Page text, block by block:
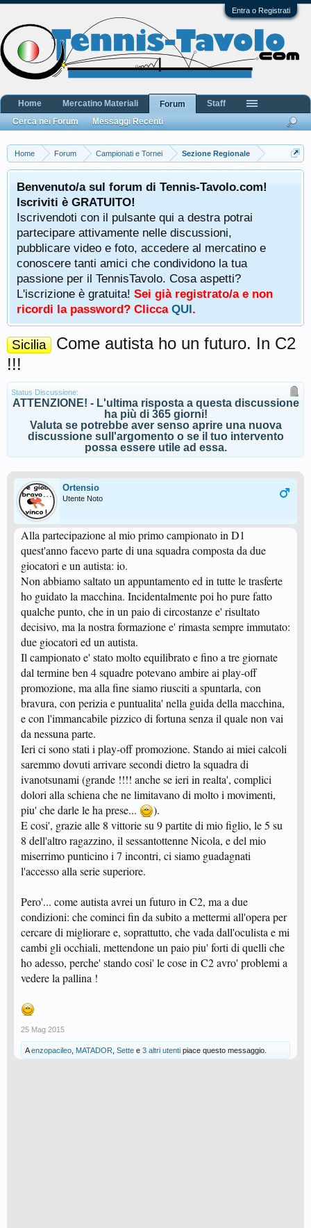
Entra o Registrati
Home Forum Campionati e Tornei Sezione Regionale
Benvenuto/a sul forum di Tennis-Tavolo.com!
Iscriviti è GRATUITO!
Iscrivendoti con il pulsante qui a destra potrai
partecipare attivamente nelle discussioni,
pubblicare video e foto, accedere al mercatino e
conoscere tanti amici che condividono la tua
passione per il TennisTavolo. Cosa aspetti?
L'iscrizione è gratuita! Sei già registrato/a e non
ricordi la password? Clicca QUI.
Sicilia
Come autista ho un futuro. In C2
!!!
Status Discussione:
ATTENZIONE! - L'ultima risposta a questa discussione
ha più di 365 giorni!
Valuta se potrebbe aver senso aprire una nuova
discussione sull'argomento o se il tuo intervento
possa essere utile ad essa.
Ortensio
Utente Noto
Alla partecipazione al mio primo campionato in D1
quest'anno facevo parte di una squadra composta da due
giocatori e un autista: io.
Non abbiamo saltato un appuntamento ed in tutte le trasferte
ho guidato la macchina. Incidentalmente poi ho pure fatto
qualche punto, che in un paio di circostanze e' risultato
decisivo, ma la nostra formazione e' rimasta sempre immutato:
due giocatori ed un autista.
Il campionato e' stato molto equilibrato e fino a tre giornate
dal termine ben 4 squadre potevano ambire ai play-off
promozione, ma alla fine siamo riusciti a spuntarla, con
bravura, con perizia e puntualita' nella guida della macchina,
e con l'immancabile pizzico di fortuna senza il quale non vai
da nessuna parte.
Ieri ci sono stati i play-off promozione. Stando ai miei calcoli
saremmo dovuti arrivare secondi dietro la squadra di
ivanotsunami (grande !!!! anche se ieri in realta', complici
dolori alla schiena che ne limitavano di molto i movimenti,
piu' che darle le ha prese...
).
E cosi', grazie alle 8 vittorie su 9 partite di mio figlio, le 5 su
8 dell'altro ragazzino, il sessantottenne Nicola, e del mio
miserrimo punticino i 7 incontri, ci siamo guadagnati
l'accesso alla serie superiore.
Pero'... come autista avrei un futuro in C2, ma a due
condizioni: che cominci fin da subito a mettermi all'opera per
cercare di migliorare e, soprattutto, che vada dall'oculista e mi
cambi gli occhiali, mettendone un paio piu' forti di quelli che
ho adesso, perche' stando cosi' le cose in C2 avro' problemi a
vedere la pallina !
25 Mag 2015
Aenzopacileo MATADOR Sette e 3 altri utenti piace questo messaggio.
Home Mercatino Materiali
Forum
Cerca nei Forum
Messaggi Recenti
Staff